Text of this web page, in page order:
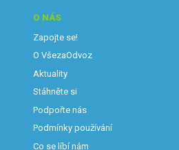
O NÁS
Zapojte se!
O VšezaOdvoz
Aktuality
Stáhněte si
Podpořte nás
Podmínky používání
Co se líbí nám